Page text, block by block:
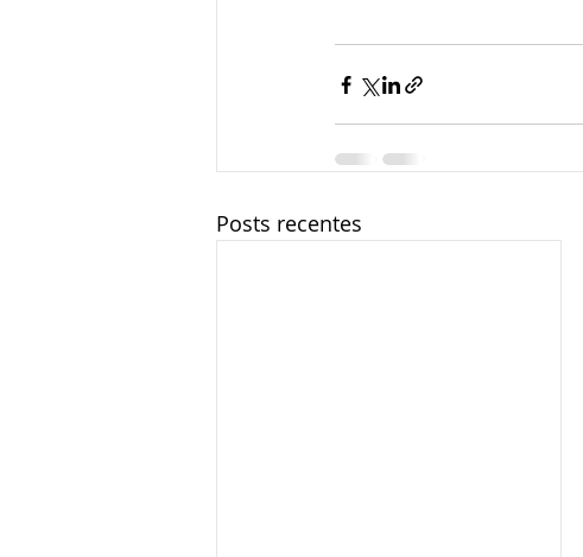
Posts recentes